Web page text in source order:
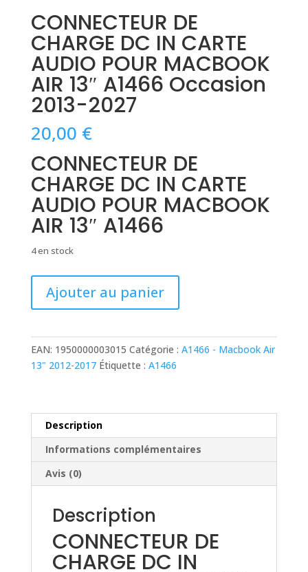
CONNECTEUR DE
CHARGE DC IN CARTE
AUDIO POUR MACBOOK
AIR 13″ A1466 Occasion
2013-2027
20,00 €
CONNECTEUR DE
CHARGE DC IN CARTE
AUDIO POUR MACBOOK
AIR 13″ A1466
4 en stock
CHARGE
DC
POUR
MACBOOK
A1466
2013-
Ajouter au panier
EAN: 1950000003015 Catégorie : A1466 - Macbook Air
13" 2012-2017 Étiquette : A1466
Description
Informations complémentaires
Avis (0)
Description
CONNECTEUR DE
CHARGE DC IN